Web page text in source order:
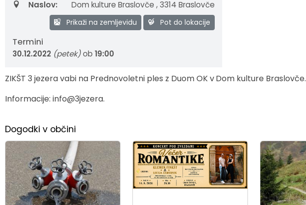
Naslov: Dom kulture Braslovče ,3314 Braslovče
Prikaži na zemljevidu Pot do lokacije
Termini
30.12.2022 (petek)ob 19:00
ZIKŠT 3 jezera vabi na Prednovoletni ples z Duom OK vDom kulture Braslovče.
Informacije: info@3jezera.
Dogodki v občini
Zaščita in reševanje
Proračun občine
Prostorski akti občine
Lokalne volitve
Varuhov kotiček
Ekomuzej hmeljarstva in pivovarstva
Dežela celjska
Slovo naših občanov
Objave Savinjska TV